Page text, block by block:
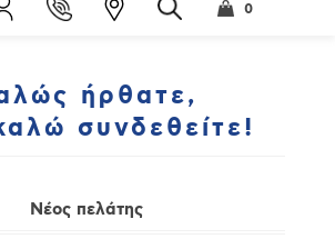
0
ήρθατε,
συνδεθείτε!
Νέος πελάτης